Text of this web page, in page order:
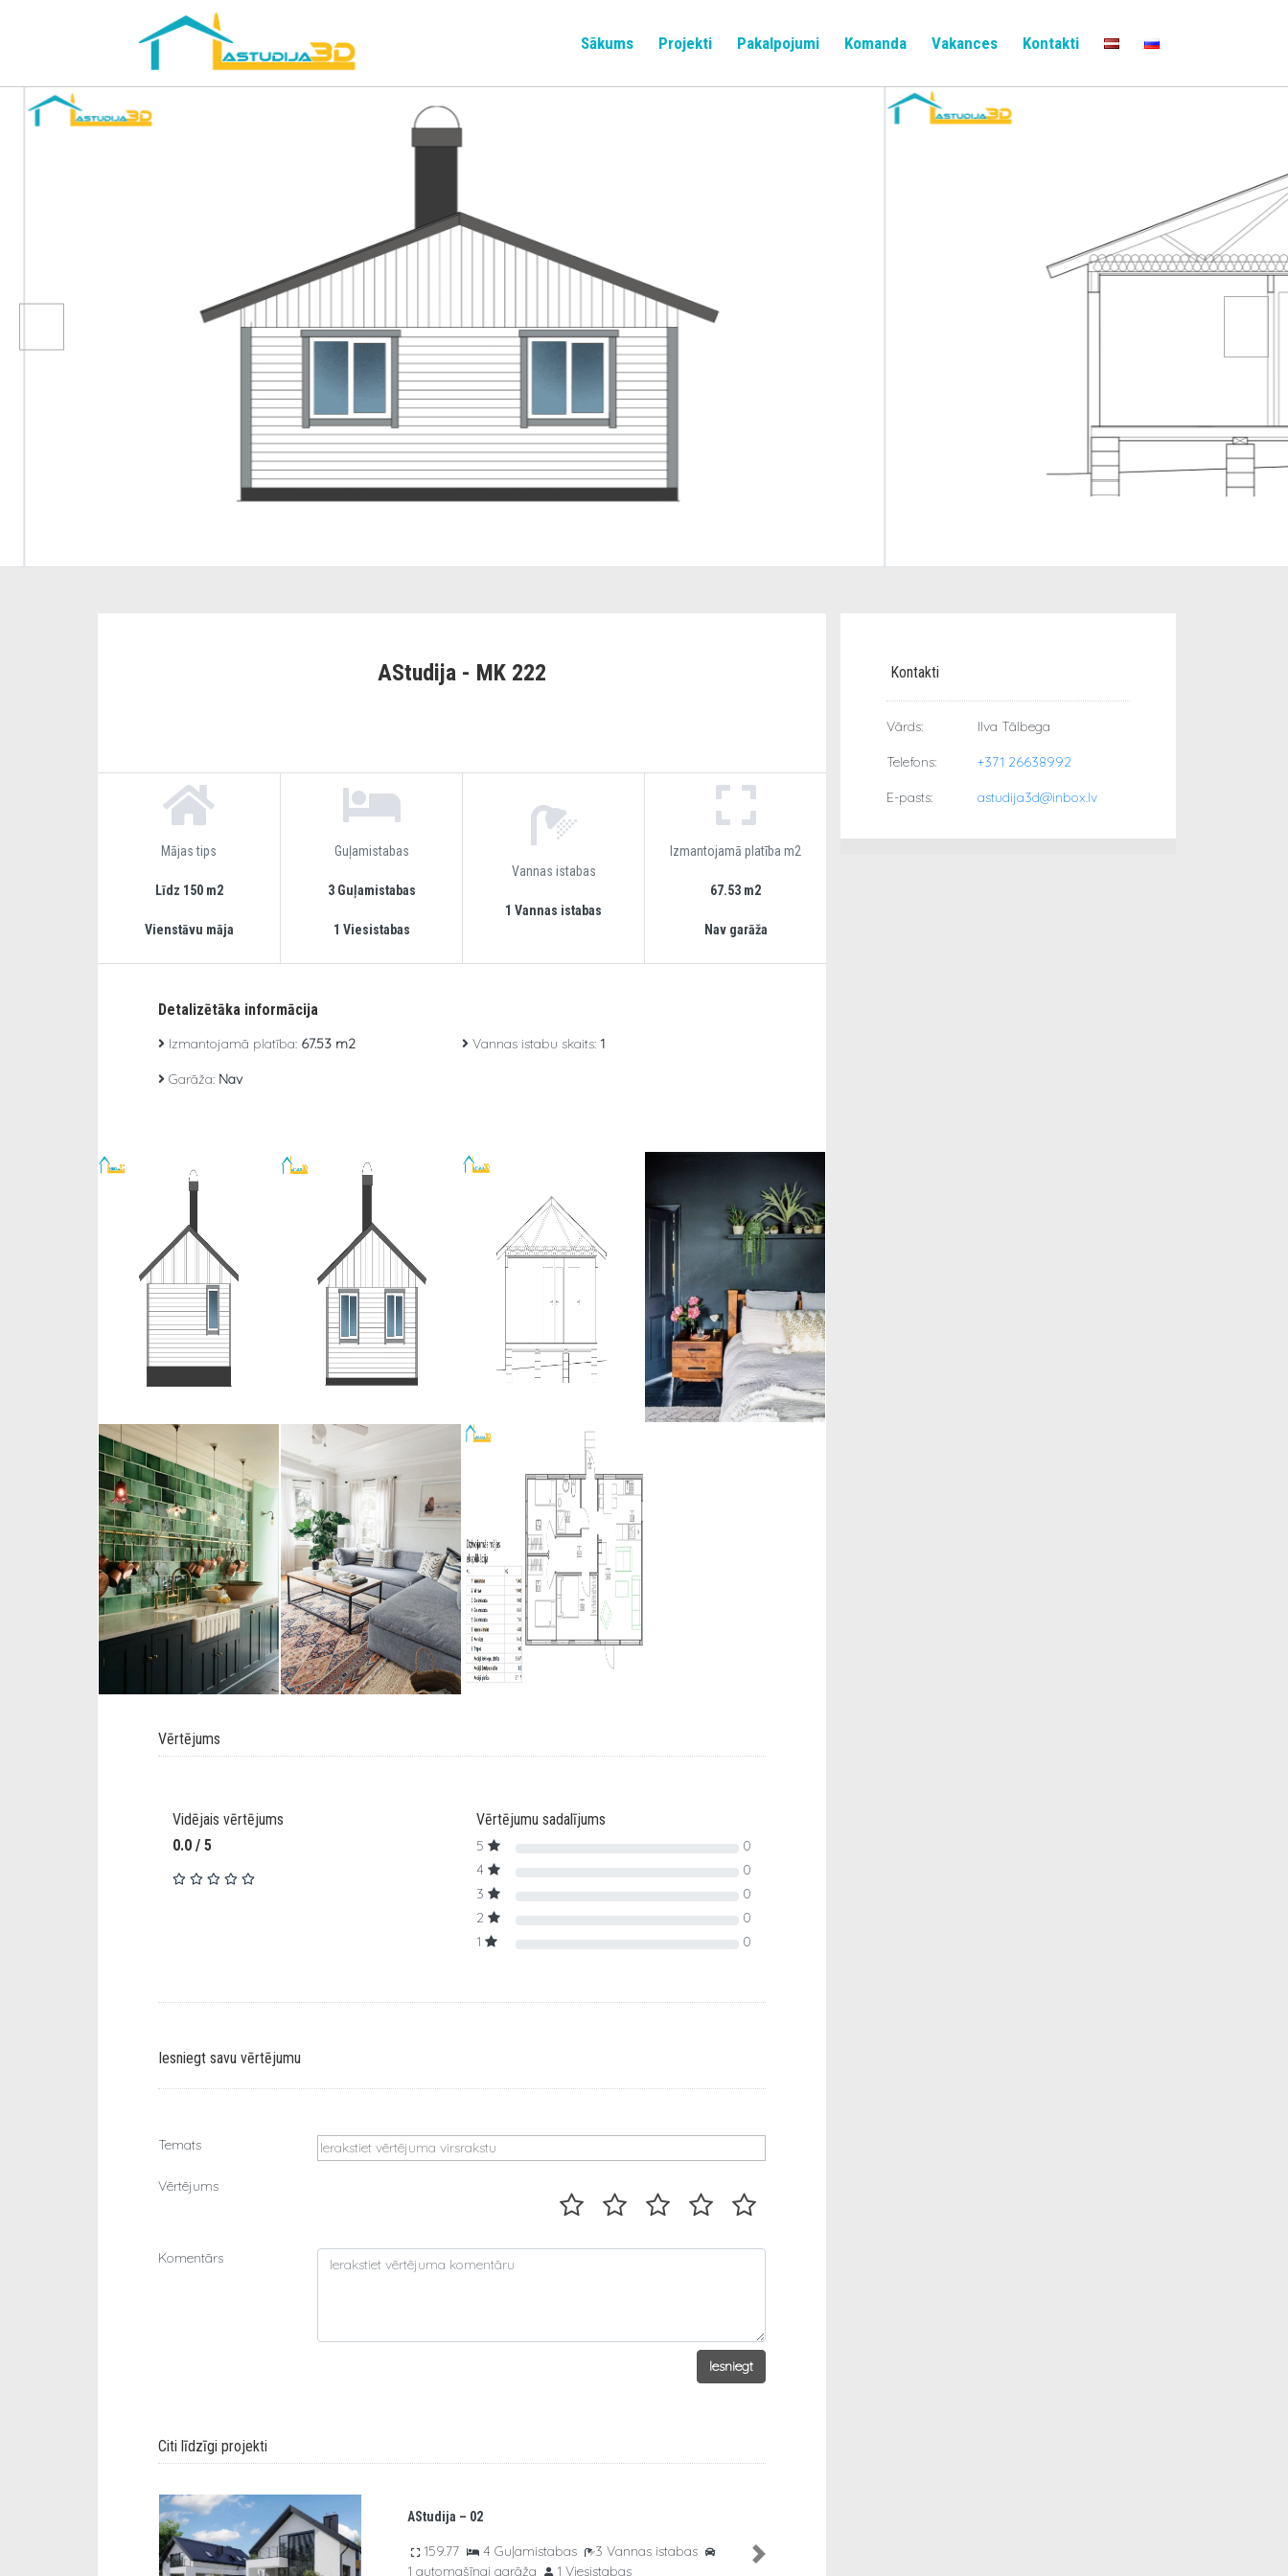
Sākums Projekti Pakalpojumi Komanda Vakances Kontakti
AStudija - MK 222
Mājas tips
Līdz 150 m2
Vienstāvu māja
Guļamistabas
3 Guļamistabas
1 Viesistabas
Vannas istabas
1 Vannas istabas
Izmantojamā platība m2
67.53 m2
Nav garāža
Detalizētāka informācija
Izmantojamā platība: 67.53 m2 Vannas istabu skaits: 1
Garāža: Nav
Vērtējums
Vidējais vērtējums
0.0 / 5
Vērtējumu sadalījums
5
0
4
0
3
0
2
0
1
0
Iesniegt savu vērtējumu
Temats
Vērtējums
Komentārs
Iesniegt
Citi līdzīgi projekti
AStudija – 02
159.77 4 Guļamistabas
3 Vannas istabas
1 automašīnai garāža
1 Viesistabas
Previous Next
Kontakti
Vārds: Ilva Tālbega
Telefons: +371 26638992
E-pasts: astudija3d@inbox.lv